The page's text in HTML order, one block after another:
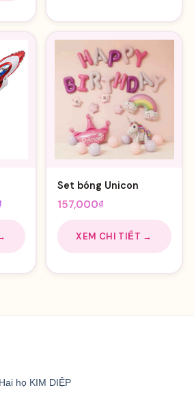
hiện
tại
là:
Set bóng Unicon
157,000₫
XEM CHI TIẾT →
họ KIM DIỆP